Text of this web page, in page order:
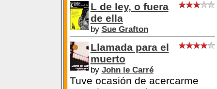
L de ley, o fuera
de ella
by Sue Grafton
Llamada para el
muerto
by John le Carré
Tuve ocasión de acercarme